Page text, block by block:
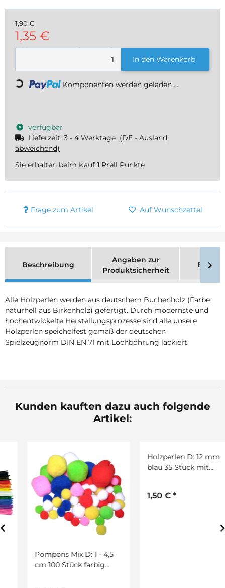
1,90 €
1,35 €
inkl. 19% USt. , zzgl.Versand
In den Warenkorb
Loading... Komponenten werden geladen ...
verfügbar
Lieferzeit: 3 - 4 Werktage (DE - Ausland
abweichend)
Sie erhalten beim Kauf 1 Prell Punkte
Frage zum Artikel Auf Wunschzettel
Beschreibung
Angaben zur
Produktsicherheit
Alle Holzperlen werden aus deutschem Buchenholz (Farbe
naturhell aus Birkenholz) gefertigt. Durch modernste und
hochentwickelte Herstellungsprozesse sind alle unsere
Holzperlen speichelfest gemäß der deutschen
Spielzeugnorm DIN EN 71 mit Lochbohrung lackiert.
Kunden kauften dazu auch folgende
Artikel:
Pompons Mix D: 1 - 4,5
cm 100 Stück farbig